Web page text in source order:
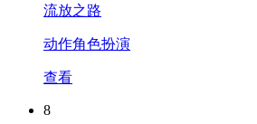
流放之路
动作角色扮演
查看
8